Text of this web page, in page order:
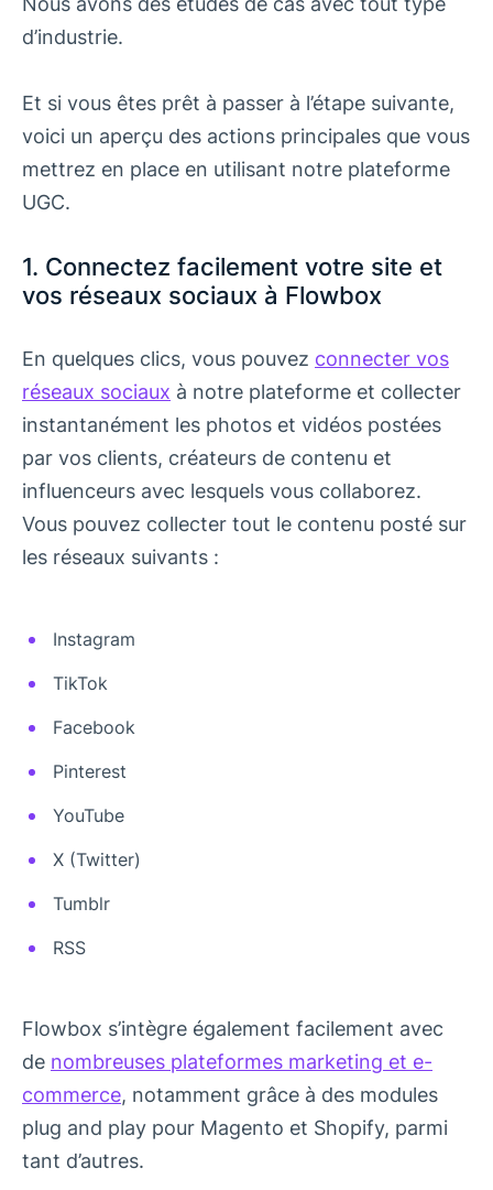
d’industrie.
Et si vous êtes prêt à passer à l’étape suivante,
voici un aperçu des actions principales que vous
mettrez en place en utilisant notre plateforme
UGC.
1. Connectez facilement votre site et
vos réseaux sociaux à Flowbox
En quelques clics, vous pouvez connecter vos
réseaux sociaux à notre plateforme et collecter
instantanément les photos et vidéos postées
par vos clients, créateurs de contenu et
influenceurs avec lesquels vous collaborez.
Vous pouvez collecter tout le contenu posté sur
les réseaux suivants :
Instagram
TikTok
Facebook
Pinterest
YouTube
X (Twitter)
Tumblr
RSS
Flowbox s’intègre également facilement avec
de nombreuses plateformes marketing et e-
commerce, notamment grâce à des modules
plug and play pour Magento et Shopify, parmi
tant d’autres.